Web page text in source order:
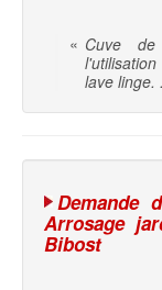
« Cuve
lave linge.
Demande
Arrosage
Bibost